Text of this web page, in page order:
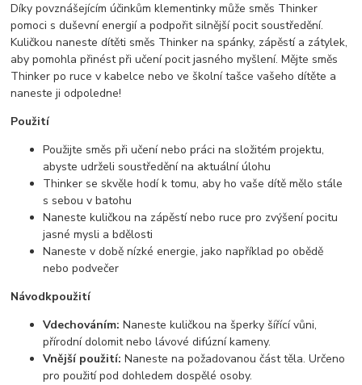
Díky povznášejícím účinkům klementinky může směs Thinker
pomoci s duševní energií a podpořit silnější pocit soustředění.
Kuličkou naneste dítěti směs Thinker na spánky, zápěstí a zátylek,
aby pomohla přinést při učení pocit jasného myšlení. Mějte směs
Thinker po ruce v kabelce nebo ve školní tašce vašeho dítěte a
naneste ji odpoledne!
Použití
Použijte směs při učení nebo práci na složitém projektu,
abyste udrželi soustředění na aktuální úlohu
Thinker se skvěle hodí k tomu, aby ho vaše dítě mělo stále
s sebou v batohu
Naneste kuličkou na zápěstí nebo ruce pro zvýšení pocitu
jasné mysli a bdělosti
Naneste v době nízké energie, jako například po obědě
nebo podvečer
Návodkpoužití
Vdechováním: Naneste kuličkou na šperky šířící vůni,
přírodní dolomit nebo lávové difúzní kameny.
Vnější použití: Naneste na požadovanou část těla. Určeno
pro použití pod dohledem dospělé osoby.